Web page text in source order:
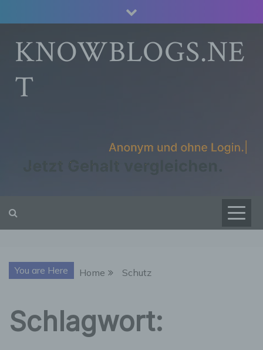
to
contentKNOWBLOGS.NE
T
You are Here Home Schutz
Schlagwort: